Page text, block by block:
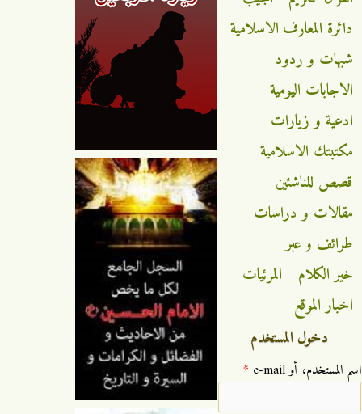
دائرة المعارف الاسلامية
شبهات و ردود
الاجابات اليومية
ادعية و زيارات
مكتبتك الاسلامية
قصص للناشئين
مقالات و دراسات
طرائف و عبر
خير الكلام
المرئيات
اخبار الموقع
دخول المستخدم
‏اسم المستخدم، أو e-mail ‏ *